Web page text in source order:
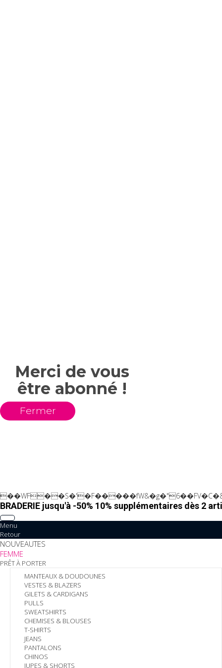
Merci de vous
être abonné !
Fermer
BRADERIE jusqu'à -50% 10% supplémentaires dès 2
Menu
Retour
NOUVEAUTES
FEMME
PRÊT À PORTER
MANTEAUX & DOUDOUNES
VESTES & BLAZERS
GILETS & CARDIGANS
PULLS
SWEATSHIRTS
CHEMISES & BLOUSES
T-SHIRTS
JEANS
PANTALONS
CHINOS
JUPES & SHORTS